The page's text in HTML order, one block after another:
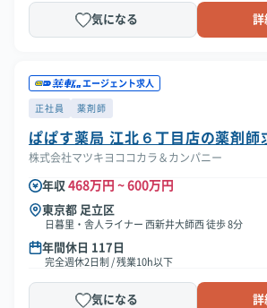
気になる 詳
エージェント求人
正社員 薬剤師
ぱぱす薬局 江北６丁目店の薬剤師
株式会社マツキヨココカラ＆カンパニー
年収 468万円 ~ 600万円
東京都 足立区
日暮里・舎人ライナー 西新井大師西 徒歩 8分
年間休日 117日
完全週休2日制 / 残業10h以下
気になる 詳